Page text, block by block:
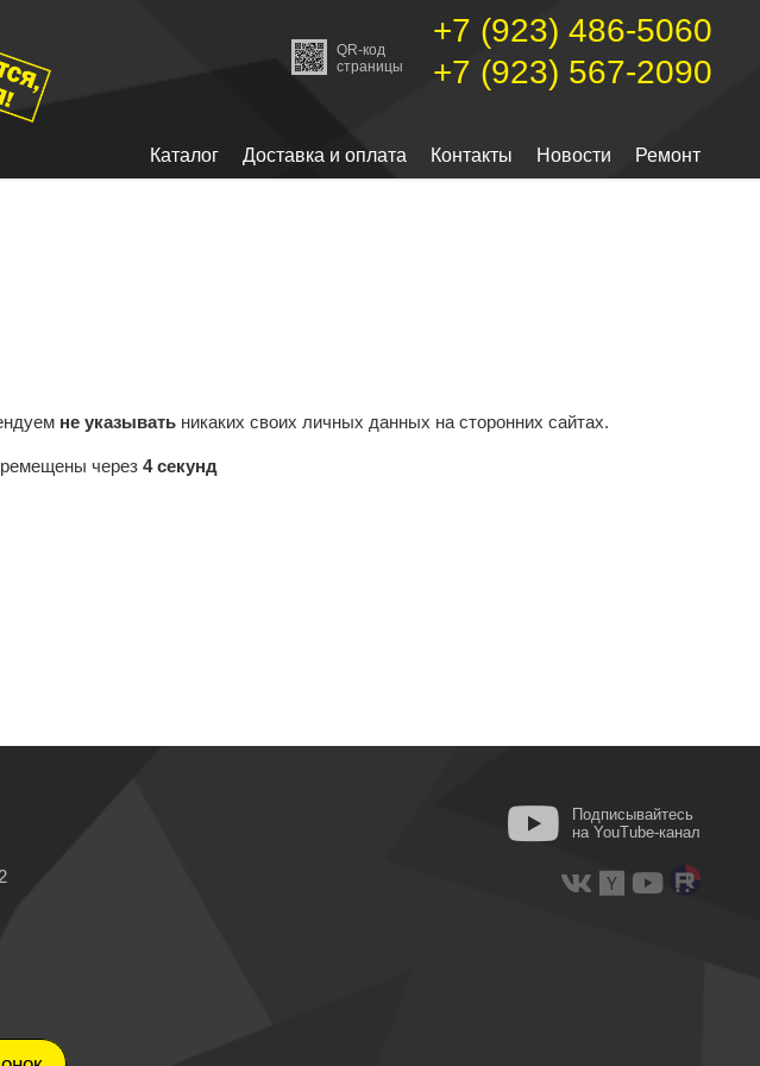
QR-код
страницы
+7 (923) 486-5060
+7 (923) 567-2090
Каталог Доставка и оплата Контакты Новости Ремонт
не указывать никаких своих личных данных на сторонних сайтах.
через4секунд
Подписывайтесь
на YouTube-канал